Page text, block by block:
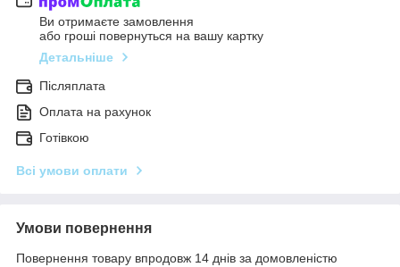
Ви отримаєте замовлення
або гроші повернуться на вашу картку
Детальніше
Післяплата
Оплата на рахунок
Готівкою
Всі умови оплати
Умови повернення
Повернення товару впродовж 14 днів за домовленістю